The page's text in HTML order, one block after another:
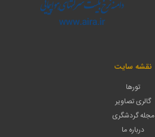
نقشه سایت
تورها
گالری تصاویر
مجله گردشگری
درباره ما